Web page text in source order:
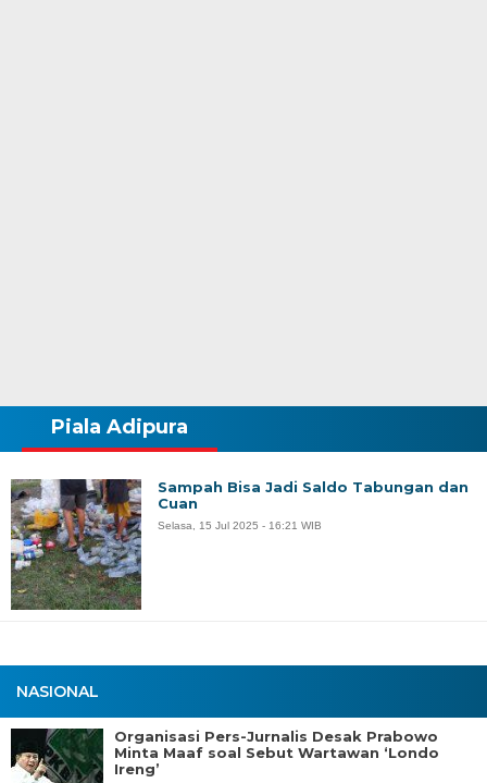
NASIONAL
Organisasi Pers-Jurnalis Desak Prabowo
Minta Maaf soal Sebut Wartawan ‘Londo
Ireng’
Piala Adipura
Sampah Bisa Jadi Saldo Tabungan dan
Cuan
Selasa, 15 Jul 2025 - 16:21 WIB